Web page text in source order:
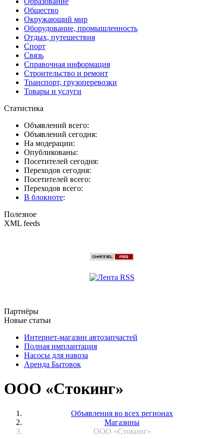
Общество
Окружающий мир
Оборудование, промышленность
Отдых, путешествия
Спорт
Связь
Справочная информация
Строительство и ремонт
Транспорт, грузоперевозки
Товары и услуги
Статистика
Объявлений всего:
Объявлений сегодня:
На модерации:
Опубликованы:
Посетителей сегодня:
Переходов сегодня:
Посетителей всего:
Переходов всего:
В блокноте:
Полезное
XML feeds
Партнёры
Новые статьи
Интернет-магазин автозапчастей
Полная имплантация
Насосы для навоза
Аренда Бытовок
ООО «Стокинг»
Объявления во всех регионах
Магазины
ООО «Стокинг»